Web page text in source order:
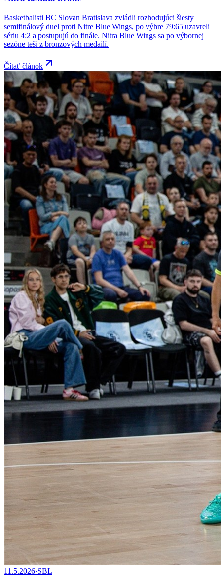
Basketbalisti BC Slovan Bratislava zvládli rozhodujúci šiesty
semifinálový duel proti Nitre Blue Wings, po výhre 79:65 uzavreli
sériu 4:2 a postupujú do finále. Nitra Blue Wings sa po výbornej
sezóne teší z bronzových medailí.
Čítať článok
11.5.2026·SBL